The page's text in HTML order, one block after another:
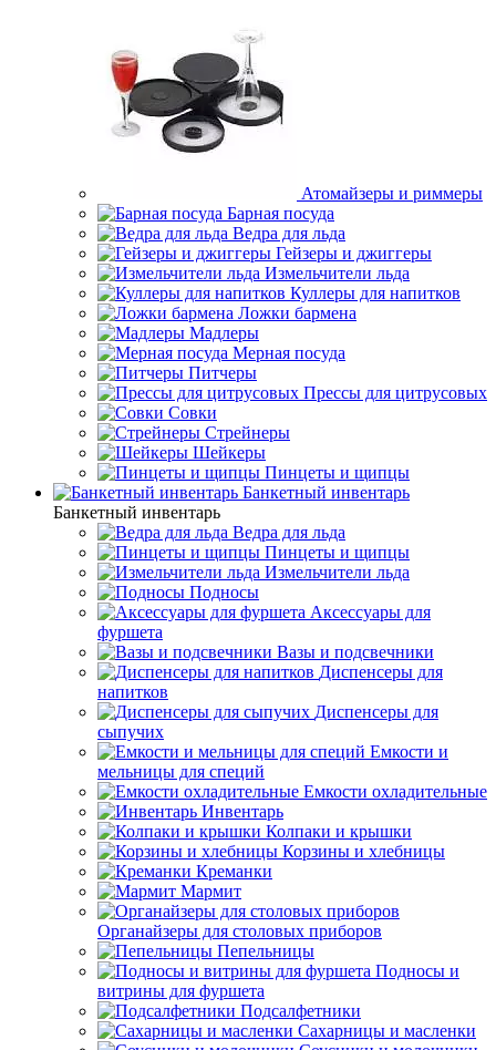
Атомайзеры и риммеры
Барная посуда
Ведра для льда
Гейзеры и джиггеры
Измельчители льда
Куллеры для напитков
Ложки бармена
Мадлеры
Мерная посуда
Питчеры
Прессы для цитрусовых
Совки
Стрейнеры
Шейкеры
Пинцеты и щипцы
Банкетный инвентарь
Банкетный инвентарь
Ведра для льда
Пинцеты и щипцы
Измельчители льда
Подносы
Аксессуары для
фуршета
Вазы и подсвечники
Диспенсеры для
напитков
Диспенсеры для
сыпучих
Емкости и
мельницы для специй
Емкости охладительные
Инвентарь
Колпаки и крышки
Корзины и хлебницы
Креманки
Мармит
Органайзеры для столовых приборов
Пепельницы
Подносы и
витрины для фуршета
Подсалфетники
Сахарницы и масленки